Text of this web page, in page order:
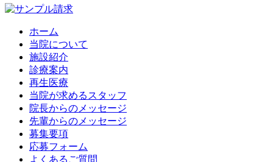
ホーム
当院について
施設紹介
診療案内
再生医療
当院が求めるスタッフ
院長からのメッセージ
先輩からのメッセージ
募集要項
応募フォーム
よくあるご質問